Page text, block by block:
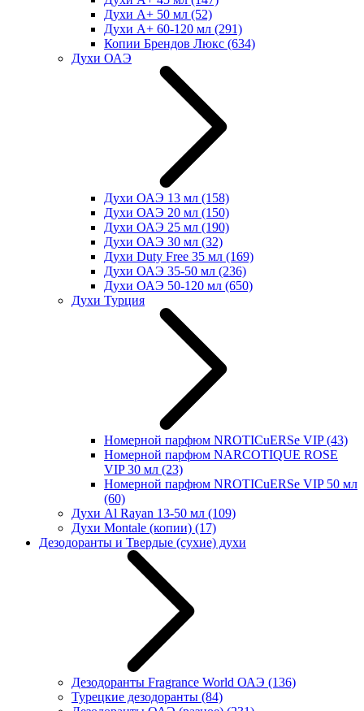
Духи А+ 50 мл (52)
Духи А+ 60-120 мл (291)
Копии Брендов Люкс (634)
Духи ОАЭ
Духи ОАЭ 13 мл (158)
Духи ОАЭ 20 мл (150)
Духи ОАЭ 25 мл (190)
Духи ОАЭ 30 мл (32)
Духи Duty Free 35 мл (169)
Духи ОАЭ 35-50 мл (236)
Духи ОАЭ 50-120 мл (650)
Духи Турция
Номерной парфюм NROTICuERSe VIP(43)
Номерной парфюм NARCOTIQUE ROSE
VIP 30 мл (23)
Номерной парфюм NROTICuERSe VIP 50 мл
(60)
Духи Al Rayan 13-50 мл (109)
Духи Montale (копии) (17)
Дезодоранты и Твердые (сухие) духи
Дезодоранты Fragrance World ОАЭ (136)
Турецкие дезодоранты (84)